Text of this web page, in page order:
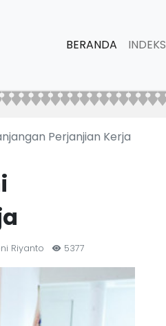
BERANDA INDEKS
Perjanjian Kerja
Riyanto 5377